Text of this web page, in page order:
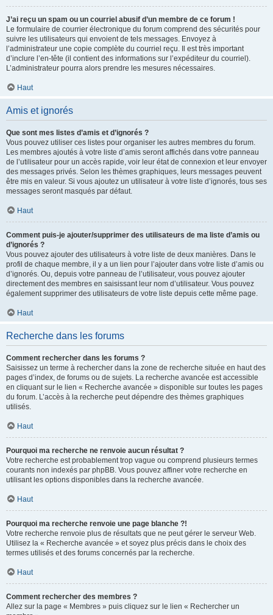
J’ai reçu un spam ou un courriel abusif d’un membre de ce forum !
Le formulaire de courrier électronique du forum comprend des sécurités pour
suivre les utilisateurs qui envoient de tels messages. Envoyez à
l’administrateur une copie complète du courriel reçu. Il est très important
d’inclure l’en-tête (il contient des informations sur l’expéditeur du courriel).
L’administrateur pourra alors prendre les mesures nécessaires.
Haut
Amis et ignorés
Que sont mes listes d’amis et d’ignorés ?
Vous pouvez utiliser ces listes pour organiser les autres membres du forum.
Les membres ajoutés à votre liste d’amis seront affichés dans votre panneau
de l’utilisateur pour un accès rapide, voir leur état de connexion et leur envoyer
des messages privés. Selon les thèmes graphiques, leurs messages peuvent
être mis en valeur. Si vous ajoutez un utilisateur à votre liste d’ignorés, tous ses
messages seront masqués par défaut.
Haut
Comment puis-je ajouter/supprimer des utilisateurs de ma liste d’amis ou
d’ignorés ?
Vous pouvez ajouter des utilisateurs à votre liste de deux manières. Dans le
profil de chaque membre, il y a un lien pour l’ajouter dans votre liste d’amis ou
d’ignorés. Ou, depuis votre panneau de l’utilisateur, vous pouvez ajouter
directement des membres en saisissant leur nom d’utilisateur. Vous pouvez
également supprimer des utilisateurs de votre liste depuis cette même page.
Haut
Recherche dans les forums
Comment rechercher dans les forums ?
Saisissez un terme à rechercher dans la zone de recherche située en haut des
pages d’index, de forums ou de sujets. La recherche avancée est accessible
en cliquant sur le lien « Recherche avancée » disponible sur toutes les pages
du forum. L’accès à la recherche peut dépendre des thèmes graphiques
utilisés.
Haut
Pourquoi ma recherche ne renvoie aucun résultat ?
Votre recherche est probablement trop vague ou comprend plusieurs termes
courants non indexés par phpBB. Vous pouvez affiner votre recherche en
utilisant les options disponibles dans la recherche avancée.
Haut
Pourquoi ma recherche renvoie une page blanche ?!
Votre recherche renvoie plus de résultats que ne peut gérer le serveur Web.
Utilisez la « Recherche avancée » et soyez plus précis dans le choix des
termes utilisés et des forums concernés par la recherche.
Haut
Comment rechercher des membres ?
Allez sur la page « Membres » puis cliquez sur le lien « Rechercher un